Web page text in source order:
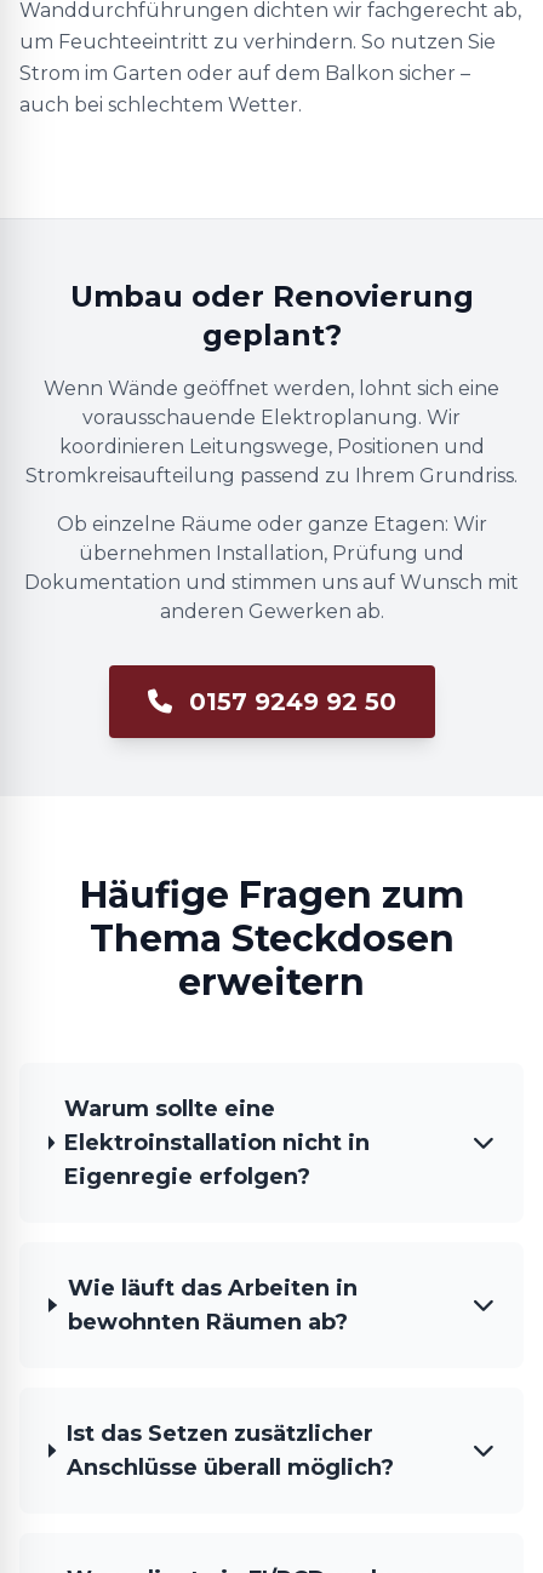
Wanddurchführungen dichten wir fachgerecht ab,
um Feuchteeintritt zu verhindern. So nutzen Sie
Strom im Garten oder auf dem Balkon sicher –
auch bei schlechtem Wetter.
Umbau oder Renovierung
geplant?
Wenn Wände geöffnet werden, lohnt sich eine
vorausschauende Elektroplanung. Wir
koordinieren Leitungswege, Positionen und
Stromkreisaufteilung passend zu Ihrem Grundriss.
Ob einzelne Räume oder ganze Etagen: Wir
übernehmen Installation, Prüfung und
Dokumentation und stimmen uns auf Wunsch mit
anderen Gewerken ab.
0157 9249 92 50
Häufige Fragen zum
Thema Steckdosen
erweitern
Warum sollte eine
Elektroinstallation nicht in
Eigenregie erfolgen?
Wie läuft das Arbeiten in
bewohnten Räumen ab?
Ist das Setzen zusätzlicher
Anschlüsse überall möglich?